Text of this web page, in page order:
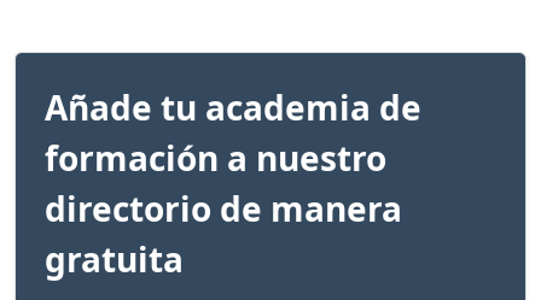
Añade tu academia de
formación a nuestro
directorio de manera
gratuita